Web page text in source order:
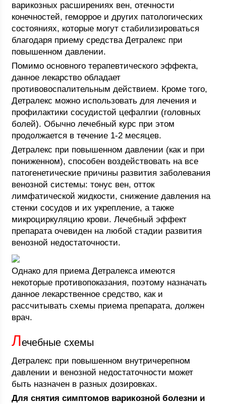
варикозных расширениях вен, отечности
конечностей, геморрое и других патологических
состояниях, которые могут стабилизироваться
благодаря приему средства Детралекс при
повышенном давлении.
Помимо основного терапевтического эффекта,
данное лекарство обладает
противовоспалительным действием. Кроме того,
Детралекс можно использовать для лечения и
профилактики сосудистой цефалгии (головных
болей). Обычно лечебный курс при этом
продолжается в течение 1-2 месяцев.
Детралекс при повышенном давлении (как и при
пониженном), способен воздействовать на все
патогенетические причины развития заболевания
венозной системы: тонус вен, отток
лимфатической жидкости, снижение давления на
стенки сосудов и их укрепление, а также
микроциркуляцию крови. Лечебный эффект
препарата очевиден на любой стадии развития
венозной недостаточности.
Однако для приема Детралекса имеются
некоторые противопоказания, поэтому назначать
данное лекарственное средство, как и
рассчитывать схемы приема препарата, должен
врач.
Лечебные схемы
Детралекс при повышенном внутричерепном
давлении и венозной недостаточности может
быть назначен в разных дозировках.
Для снятия симптомов варикозной болезни и